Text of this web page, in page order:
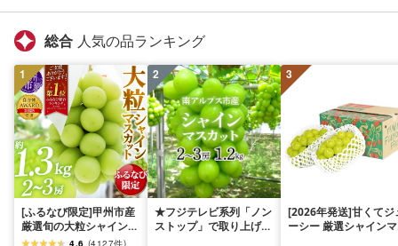
総合 人気の品ランキング
1
[ふるなび限定]甲州市産
厳選旬の大粒シャインマ
スカット 約1.3kg 2〜3
4.6 (4127件)
2
★フジテレビ系列「ノン
ストップ」で取り上げら
3
[2026年発送]甘くてジ
ーシー 厳選シャインマ